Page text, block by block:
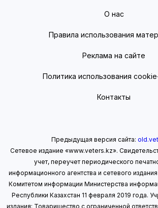
О нас
Правила использования
Реклама на сайте
Политика использования
Контакты
Предыдущая версия сайта:
Сетевое издание «www.veters.kz».
учет, переучет периодического
информационного агентства и сетевого
Комитетом информации Министерства
Республики Казахстан 11 февраля 2019 года.
издания: Товарищество с ограниченной